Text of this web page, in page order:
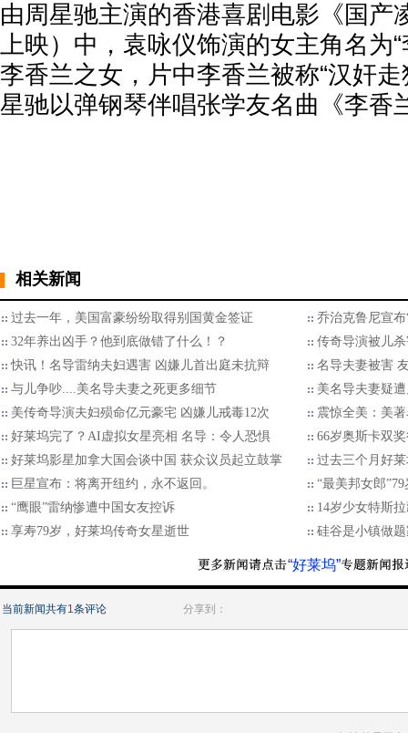
由周星驰主演的香港喜剧电影《国产
上映）中，袁咏仪饰演的女主角名为
李香兰之女，片中李香兰被称“汉奸
星驰以弹钢琴伴唱张学友名曲《李香
相关新闻
过去一年，美国富豪纷纷取得别国黄金签证
乔治克鲁尼宣
32年养出凶手？他到底做错了什么！？
传奇导演被儿
快讯！名导雷纳夫妇遇害 凶嫌儿首出庭未抗辩
名导夫妻被害
与儿争吵....美名导夫妻之死更多细节
美名导夫妻疑
美传奇导演夫妇殒命亿元豪宅 凶嫌儿戒毒12次
震惊全美：美
好莱坞完了？AI虚拟女星亮相 名导：令人恐惧
66岁奥斯卡双
好莱坞影星加拿大国会谈中国 获众议员起立鼓掌
过去三个月好
巨星宣布：将离开纽约，永不返回。
“最美邦女郎
“鹰眼”雷纳惨遭中国女友控诉
14岁少女特斯
享寿79岁，好莱坞传奇女星逝世
硅谷是小镇做
“好莱坞”
当前新闻共有1条评论 分享到：